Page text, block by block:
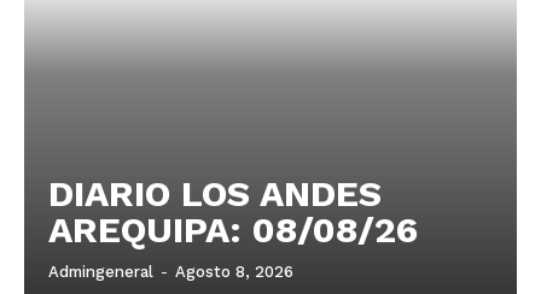
DIARIO LOS ANDES
AREQUIPA: 08/08/26
Admingeneral - Agosto 8, 2026